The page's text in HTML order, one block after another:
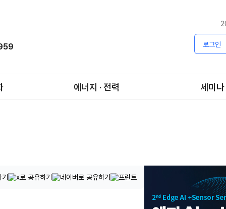
로그인
에너지 · 전력 세미나